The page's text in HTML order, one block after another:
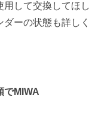
用して交換してほし
ーの状態も詳しく
でMIWA